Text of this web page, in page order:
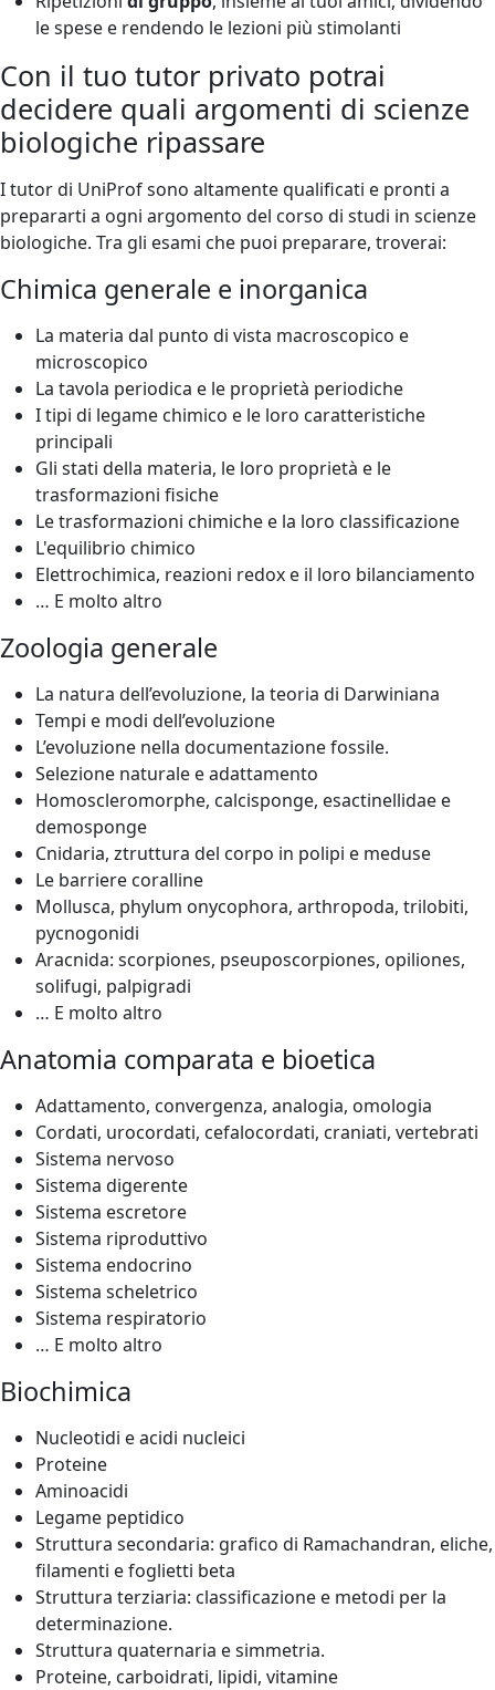
le spese e rendendo le lezioni più stimolanti
Con il tuo tutor privato potrai
decidere quali argomenti di scienze
biologiche ripassare
I tutor di UniProf sono altamente qualificati e pronti a
prepararti a ogni argomento del corso di studi in scienze
biologiche. Tra gli esami che puoi preparare, troverai:
Chimica generale e inorganica
La materia dal punto di vista macroscopico e
microscopico
La tavola periodica e le proprietà periodiche
I tipi di legame chimico e le loro caratteristiche
principali
Gli stati della materia, le loro proprietà e le
trasformazioni fisiche
Le trasformazioni chimiche e la loro classificazione
L'equilibrio chimico
Elettrochimica, reazioni redox e il loro bilanciamento
… E molto altro
Zoologia generale
La natura dell’evoluzione, la teoria di Darwiniana
Tempi e modi dell’evoluzione
L’evoluzione nella documentazione fossile.
Selezione naturale e adattamento
Homoscleromorphe, calcisponge, esactinellidae e
demosponge
Cnidaria, ztruttura del corpo in polipi e meduse
Le barriere coralline
Mollusca, phylum onycophora, arthropoda, trilobiti,
pycnogonidi
Aracnida: scorpiones, pseuposcorpiones, opiliones,
solifugi, palpigradi
… E molto altro
Anatomia comparata e bioetica
Adattamento, convergenza, analogia, omologia
Cordati, urocordati, cefalocordati, craniati, vertebrati
Sistema nervoso
Sistema digerente
Sistema escretore
Sistema riproduttivo
Sistema endocrino
Sistema scheletrico
Sistema respiratorio
… E molto altro
Biochimica
Nucleotidi e acidi nucleici
Proteine
Aminoacidi
Legame peptidico
Struttura secondaria: grafico di Ramachandran, eliche,
filamenti e foglietti beta
Struttura terziaria: classificazione e metodi per la
determinazione.
Struttura quaternaria e simmetria.
Proteine, carboidrati, lipidi, vitamine